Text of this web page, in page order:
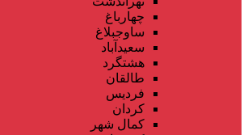
چهارباغ
ساوجبلاغ
سعیدآباد
هشتگرد
طالقان
فردیس
کردان
کمال شهر